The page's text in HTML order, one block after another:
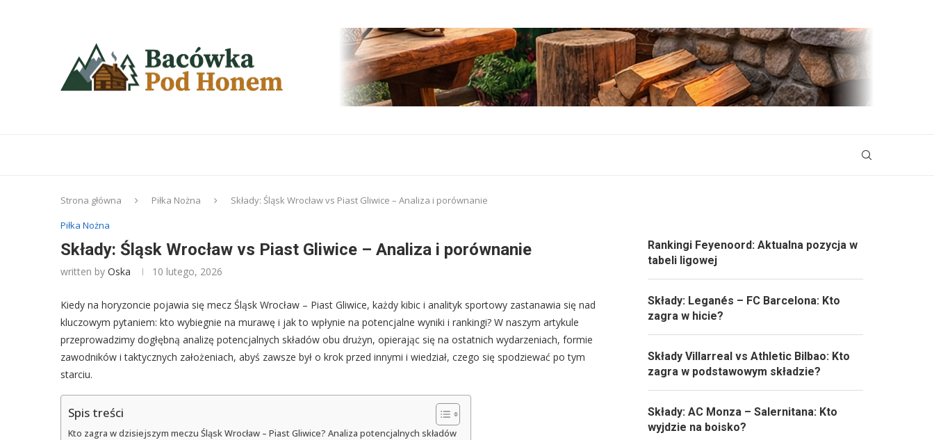
Strona główna Piłka Nożna
Składy: Śląsk Wrocław vs Piast Gliwice – Analiza i porównanie
Piłka Nożna
Składy: Śląsk Wrocław vs Piast Gliwice – Analiza i porównanie
written by Oska 10 lutego, 2026
Kiedy na horyzoncie pojawia się mecz Śląsk Wrocław – Piast Gliwice, każdy kibic i analityk sportowy zastanawia się nad
kluczowym pytaniem: kto wybiegnie na murawę i jak to wpłynie na potencjalne wyniki i rankingi? W naszym artykule
przeprowadzimy dogłębną analizę potencjalnych składów obu drużyn, opierając się na ostatnich wydarzeniach, formie
zawodników i taktycznych założeniach, abyś zawsze był o krok przed innymi i wiedział, czego się spodziewać po tym
starciu.
Spis treści
Kto zagra w dzisiejszym meczu Śląsk Wrocław – Piast Gliwice? Analiza potencjalnych składów
Rankingi Feyenoord: Aktualna pozycja w
tabeli ligowej
Składy: Leganés – FC Barcelona: Kto
zagra w hicie?
Składy Villarreal vs Athletic Bilbao: Kto
zagra w podstawowym składzie?
Składy: AC Monza – Salernitana: Kto
wyjdzie na boisko?